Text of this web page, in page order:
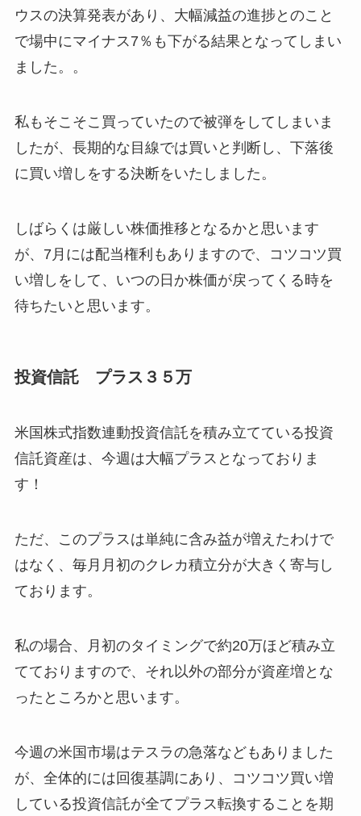
ウスの決算発表があり、大幅減益の進捗とのこと
で場中にマイナス7％も下がる結果となってしまい
ました。。
私もそこそこ買っていたので被弾をしてしまいま
したが、長期的な目線では買いと判断し、下落後
に買い増しをする決断をいたしました。
しばらくは厳しい株価推移となるかと思います
が、7月には配当権利もありますので、コツコツ買
い増しをして、いつの日か株価が戻ってくる時を
待ちたいと思います。
投資信託 プラス３５万
米国株式指数連動投資信託を積み立てている投資
信託資産は、今週は大幅プラスとなっておりま
す！
ただ、このプラスは単純に含み益が増えたわけで
はなく、毎月月初のクレカ積立分が大きく寄与し
ております。
私の場合、月初のタイミングで約20万ほど積み立
てておりますので、それ以外の部分が資産増とな
ったところかと思います。
今週の米国市場はテスラの急落などもありました
が、全体的には回復基調にあり、コツコツ買い増
している投資信託が全てプラス転換することを期